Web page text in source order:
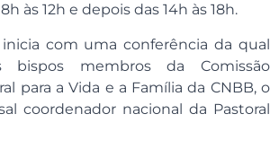
às 12h e depois das 14h às 18h.
com uma conferência da qual
bispos membros da Comissão
para a Vida e a Família da CNBB, o
coordenador nacional da Pastoral